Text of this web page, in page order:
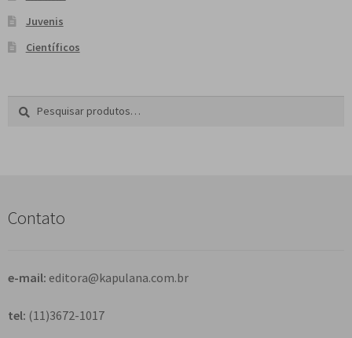
Juvenis
Científicos
Pesquisar
a
Contato
e-mail: editora@kapulana.com.br
tel: (11)3672-1017